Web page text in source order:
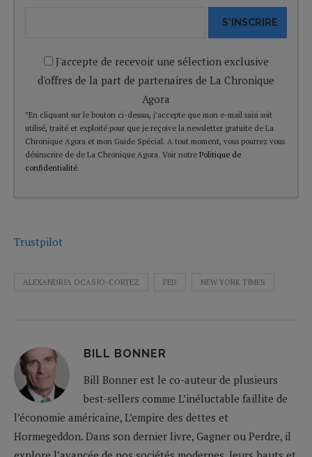
S'INSCRIRE
J'accepte de recevoir une sélection exclusive
d'offres de la part de partenaires de La Chronique
Agora
*En cliquant sur le bouton ci-dessus, j’accepte que mon e-mail saisi soit
utilisé, traité et exploité pour que je reçoive la newsletter gratuite de La
Chronique Agora et mon Guide Spécial. A tout moment, vous pourrez vous
désinscrire de de La Chronique Agora. Voir notre Politique de
confidentialité.
Trustpilot
ALEXANDRIA OCASIO-CORTEZ FED NEW YORK TIMES
BILL BONNER
Bill Bonner est le co-auteur de plusieurs
best-sellers comme L’inéluctable faillite de
l’économie américaine, L’empire des dettes et
Hormegeddon. Dans son dernier livre, Gagner ou Perdre, il